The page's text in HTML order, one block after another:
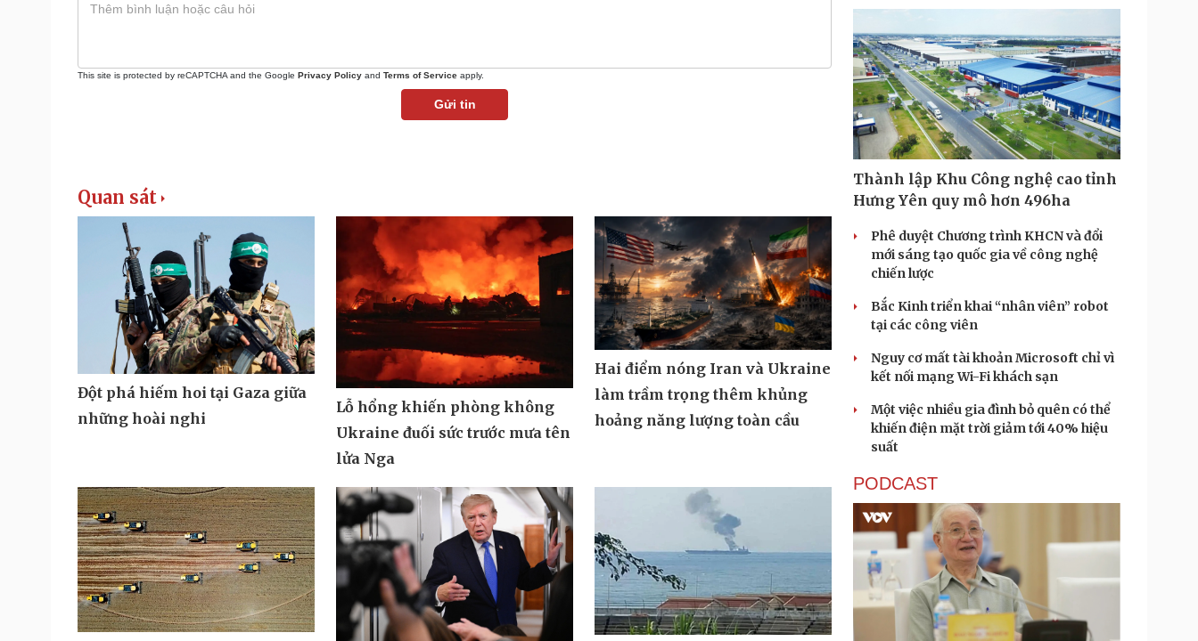
This site is protected by reCAPTCHA and the Google Privacy Policy and Terms of Service apply.
Gửi tin
Quan sát
Đột phá hiếm hoi tại Gaza giữa
những hoài nghi
Lỗ hổng khiến phòng không
Ukraine đuối sức trước mưa tên
lửa Nga
Hai điểm nóng Iran và Ukraine
làm trầm trọng thêm khủng
hoảng năng lượng toàn cầu
Thành lập Khu Công nghệ cao tỉnh
Hưng Yên quy mô hơn 496ha
Phê duyệt Chương trình KHCN và đổi
mới sáng tạo quốc gia về công nghệ
chiến lược
Bắc Kinh triển khai “nhân viên” robot
tại các công viên
Nguy cơ mất tài khoản Microsoft chỉ vì
kết nối mạng Wi-Fi khách sạn
Một việc nhiều gia đình bỏ quên có thể
khiến điện mặt trời giảm tới 40% hiệu
suất
PODCAST